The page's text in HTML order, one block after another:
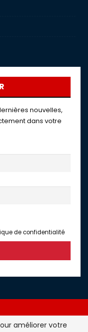
nouvelles,
dans votre
de confidentialité
améliorer votre